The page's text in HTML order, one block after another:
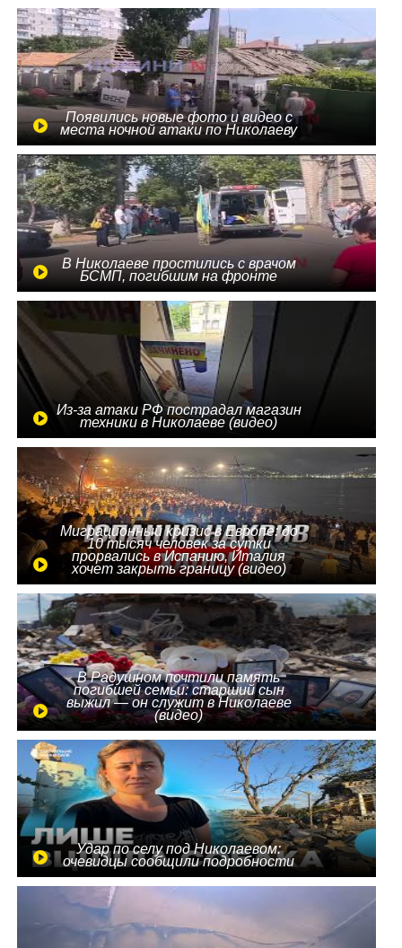
Появились новые фото и видео с
места ночной атаки по Николаеву
В Николаеве простились с врачом
БСМП, погибшим на фронте
Из-за атаки РФ пострадал магазин
техники в Николаеве (видео)
Миграционный кризис в Европе: до
10 тысяч человек за сутки
прорвались в Испанию, Италия
хочет закрыть границу (видео)
В Радушном почтили память
погибшей семьи: старший сын
выжил — он служит в Николаеве
(видео)
Удар по селу под Николаевом:
очевидцы сообщили подробности